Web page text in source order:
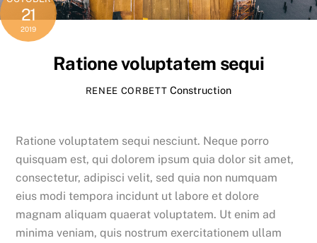
21
2019
Ratione voluptatem sequi
RENEE CORBETT Construction
Ratione voluptatem sequi nesciunt. Neque porro
quisquam est, qui dolorem ipsum quia dolor sit amet,
consectetur, adipisci velit, sed quia non numquam
eius modi tempora incidunt ut labore et dolore
magnam aliquam quaerat voluptatem. Ut enim ad
minima veniam, quis nostrum exercitationem ullam